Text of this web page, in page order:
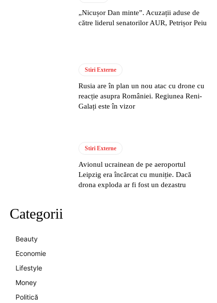
„Nicușor Dan minte”. Acuzații aduse de
către liderul senatorilor AUR, Petrișor Peiu
Stiri Externe
Rusia are în plan un nou atac cu drone cu
reacție asupra României. Regiunea Reni-
Galați este în vizor
Stiri Externe
Avionul ucrainean de pe aeroportul
Leipzig era încărcat cu muniție. Dacă
drona exploda ar fi fost un dezastru
Categorii
Beauty
Economie
Lifestyle
Money
Politică